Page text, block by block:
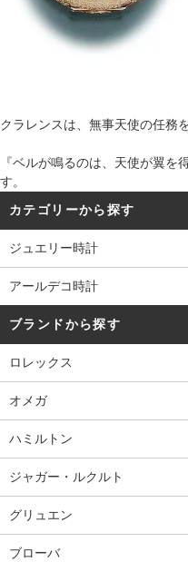
クラレンスは、無事天使の任務
『ベルが鳴るのは、天使が翼
す。
カテゴリーから探す
ジュエリー時計
アールデコ時計
ブランドから探す
ロレックス
オメガ
ハミルトン
ジャガー・ルクルト
グリュエン
ブローバ